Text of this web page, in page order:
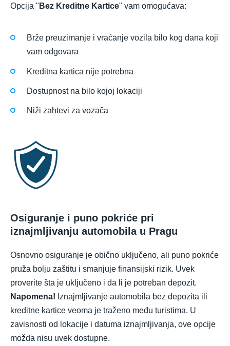
Opcija " Bez Kreditne Kartice" vam omogućava:
Brže preuzimanje i vraćanje vozila bilo kog dana koji
vam odgovara
Kreditna kartica nije potrebna
Dostupnost na bilo kojoj lokaciji
Niži zahtevi za vozača
Osiguranje i puno pokriće pri
iznajmljivanju automobila u Pragu
Osnovno osiguranje je obično uključeno, ali puno pokriće
pruža bolju zaštitu i smanjuje finansijski rizik. Uvek
proverite šta je uključeno i da li je potreban depozit.
Napomena! Iznajmljivanje automobila bez depozita ili
kreditne kartice veoma je traženo među turistima. U
zavisnosti od lokacije i datuma iznajmljivanja, ove opcije
možda nisu uvek dostupne.